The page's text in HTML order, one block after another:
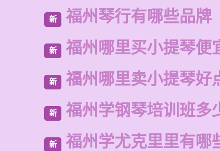
新 福州琴行有哪些品牌
新 福州哪里买小提琴便
新 福州哪里卖小提琴好
新 福州学钢琴培训班多
新 福州学尤克里里有哪